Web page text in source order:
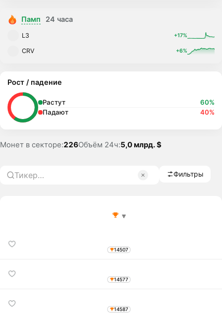
Памп 24 часа
L3 +17%
CRV +6%
Рост / падение
Растут
60%
Падают
40%
Монет в секторе:226Объём 24ч:5,0 млрд. $
Фильтры
14507
14577
14587